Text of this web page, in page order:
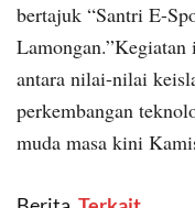
bertajuk “Santri E-
antara nilai-nilai
perkembangan
muda masa kini